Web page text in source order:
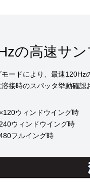
の高速サ
ードにより、最速120Hz
接時のスパッタ挙動確
ウィンドウイング時
ウィンドウイング時
フルイング時